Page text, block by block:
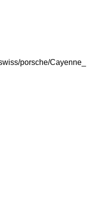
porsche/Cayenne_